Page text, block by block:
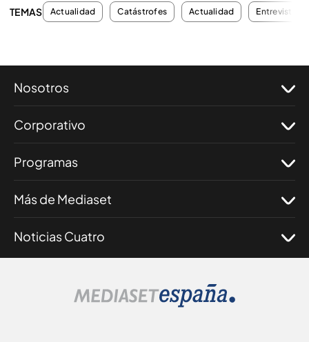
TEMAS Actualidad Catástrofes Actualidad Entrevistas
Nosotros
Corporativo
Programas
Más de Mediaset
Noticias Cuatro